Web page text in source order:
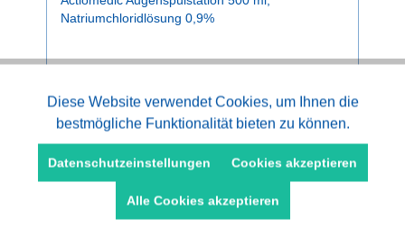
Natriumchloridlösung 0,9%
Funktionale Aktiv
Marketing Aktiv
Diese Website verwendet Cookies, um Ihnen die
bestmögliche Funktionalität bieten zu können.
Datenschutzeinstellungen Cookies akzeptieren
Alle Cookies akzeptieren